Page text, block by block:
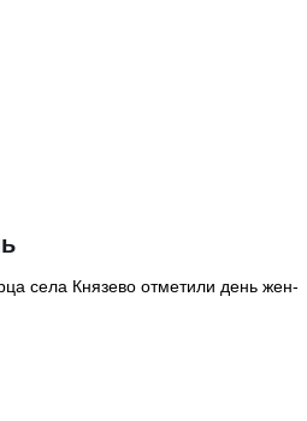
села Князево отметили день жен-